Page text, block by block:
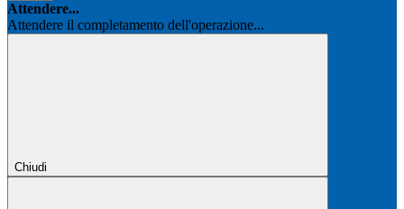
Attendere...
Attendere il completamento dell'operazione...
Chiudi